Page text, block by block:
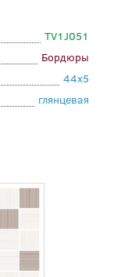
TV1J051
Бордюры
44x5
глянцевая